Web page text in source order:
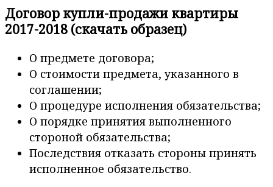
Договор купли-продажи квартиры
2017-2018 (скачать образец)
О предмете договора;
О стоимости предмета, указанного в
соглашении;
О процедуре исполнения обязательства;
О порядке принятия выполненного
стороной обязательства;
Последствия отказать стороны принять
исполненное обязательство.